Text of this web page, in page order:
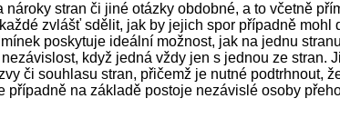
stran či jiné otázky obdobné, a to včetně
zvlášť sdělit, jak by jejich spor případně mohl
poskytuje ideální možnost, jak na jednu
když jedná vždy jen s jednou ze stran.
či souhlasu stran, přičemž je nutné podtrhnout,
na základě postoje nezávislé osoby